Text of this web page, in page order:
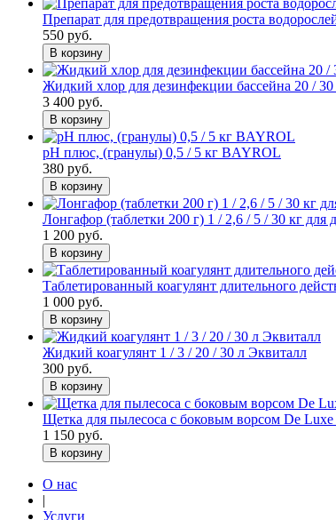
Препарат для предотвращения роста
550 руб.
В корзину
Жидкий хлор для дезинфекции бассейна 20 /
3 400 руб.
В корзину
pH плюс, (гранулы) 0,5 / 5 кг BAYROL
380 руб.
В корзину
Лонгафор (таблетки 200 г) 1 / 2,6 / 5 / 30 кг для
1 200 руб.
В корзину
Таблетированный коагулянт длительного
1 000 руб.
В корзину
Жидкий коагулянт 1 / 3 / 20 / 30 л Эквиталл
300 руб.
В корзину
Щетка для пылесоса с боковым ворсом De
1 150 руб.
В корзину
О нас
|
Услуги